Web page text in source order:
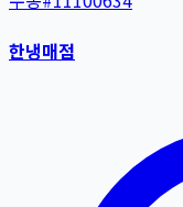
한냉매점